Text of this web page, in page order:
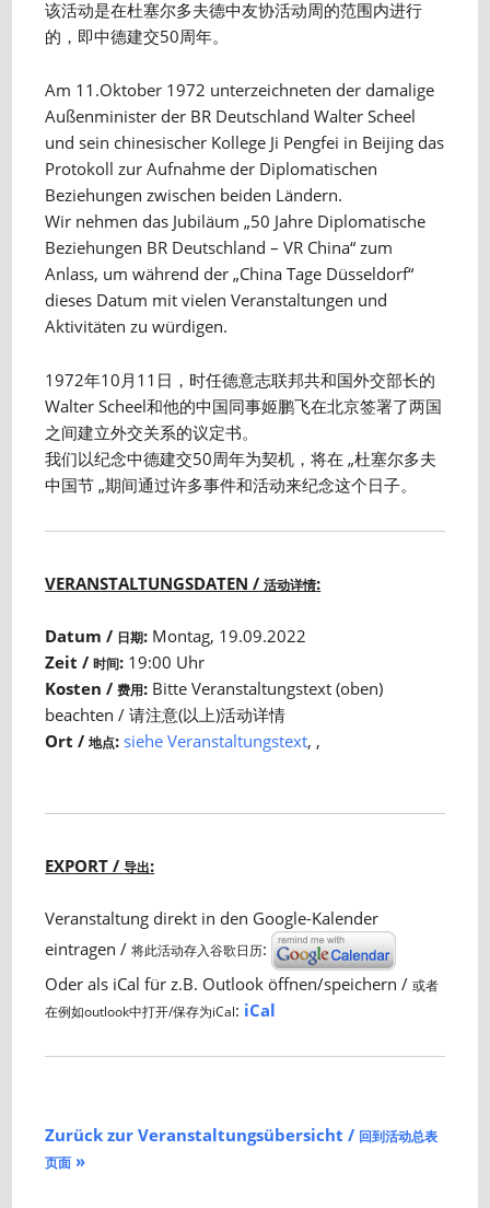
该活动是在杜塞尔多夫德中友协活动周的范围内进行
的，即中德建交50周年。
Am 11.Oktober 1972 unterzeichneten der damalige
Außenminister der BR Deutschland Walter Scheel
und sein chinesischer Kollege Ji Pengfei in Beijing das
Protokoll zur Aufnahme der Diplomatischen
Beziehungen zwischen beiden Ländern.
Wir nehmen das Jubiläum „50 Jahre Diplomatische
Beziehungen BR Deutschland – VR China“ zum
Anlass, um während der „China Tage Düsseldorf“
dieses Datum mit vielen Veranstaltungen und
Aktivitäten zu würdigen.
1972年10月11日，时任德意志联邦共和国外交部长的
Walter Scheel和他的中国同事姬鹏飞在北京签署了两国
之间建立外交关系的议定书。
我们以纪念中德建交50周年为契机，将在 „杜塞尔多夫
中国节 „期间通过许多事件和活动来纪念这个日子。
VERANSTALTUNGSDATEN /活动详情:
Datum / 日期: Montag, 19.09.2022
Zeit /时间: 19:00 Uhr
Kosten /费用: Bitte Veranstaltungstext (oben)
beachten / 请注意(以上)活动详情
Ort /地点: siehe Veranstaltungstext, ,
EXPORT /导出:
Veranstaltung direkt in den Google-Kalender
eintragen /将此活动存入谷歌日历:
Oder als iCal für z.B. Outlook öffnen/speichern /或者
在例如outlook中打开/保存为iCal: iCal
Zurück zur Veranstaltungsübersicht / 回到活动总表
页面 »